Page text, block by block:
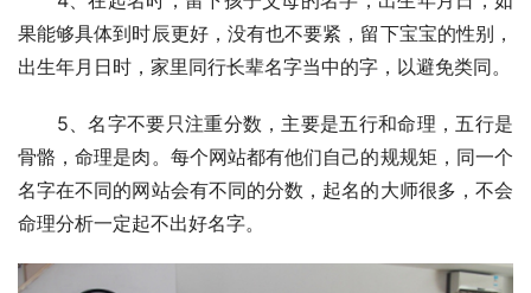
果能够具体到时辰更好，没有也不要紧，留下宝宝的性别，
出生年月日时，家里同行长辈名字当中的字，以避免类同。
5、名字不要只注重分数，主要是五行和命理，五行是
骨骼，命理是肉。每个网站都有他们自己的规规矩，同一个
名字在不同的网站会有不同的分数，起名的大师很多，不会
命理分析一定起不出好名字。